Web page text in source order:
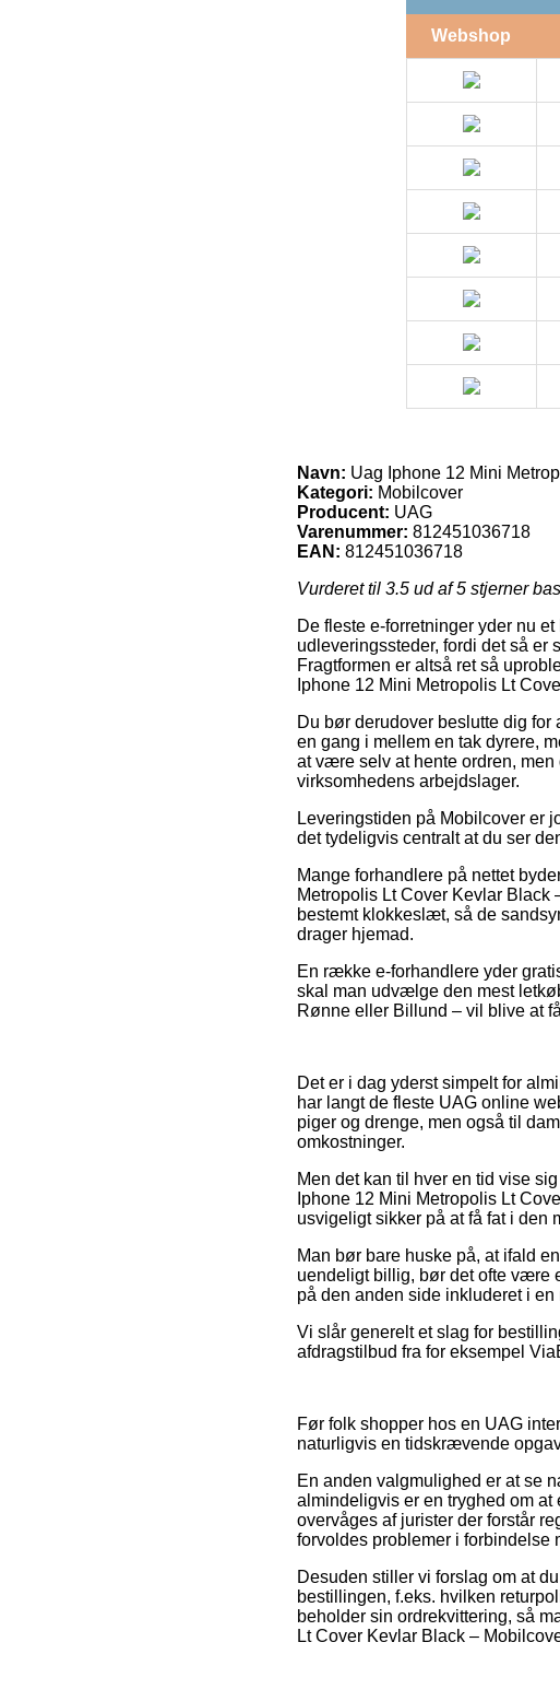
Webshop
Navn: Uag Iphone 12 Mini
Kategori: Mobilcover
Producent: UAG
Varenummer: 812451036718
EAN: 812451036718
Vurderet til 3.5 ud af 5 stjerner
De fleste e-forretninger yder nu
udleveringssteder, fordi det så er
Fragtformen er altså ret så
Iphone 12 Mini Metropolis Lt
Du bør derudover beslutte dig
en gang i mellem en tak dyrere,
at være selv at hente ordren,
virksomhedens arbejdslager.
Leveringstiden på Mobilcover er
det tydeligvis centralt at du ser
Mange forhandlere på nettet
Metropolis Lt Cover Kevlar
bestemt klokkeslæt, så de
drager hjemad.
En række e-forhandlere yder
skal man udvælge den mest
Rønne eller Billund – vil blive at
Det er i dag yderst simpelt for
har langt de fleste UAG online
piger og drenge, men også til
omkostninger.
Men det kan til hver en tid vise
Iphone 12 Mini Metropolis Lt
usvigeligt sikker på at få fat i den
Man bør bare huske på, at ifald
uendeligt billig, bør det ofte være
på den anden side inkluderet i
Vi slår generelt et slag for
afdragstilbud fra for eksempel
Før folk shopper hos en UAG
naturligvis en tidskrævende
En anden valgmulighed er at se
almindeligvis er en tryghed om
overvåges af jurister der forstår
forvoldes problemer i forbindelse
Desuden stiller vi forslag om at
bestillingen, f.eks. hvilken
beholder sin ordrekvittering, så
Lt Cover Kevlar Black –